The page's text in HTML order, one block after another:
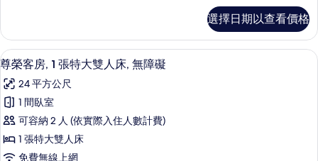
片
大
雙
人
床
的
所
有
相
客
房,
1
張
特
大
人
床
的
選擇日期以查看價格
顯
示
尊
榮
客
房,
淋浴/浴缸二合一、環保盥洗用品、吹
7
尊榮客房, 1 張特大雙人床, 無障礙
24 平方公尺
1 間臥室
可容納 2 人 (依實際入住人數計費)
1 張特大雙人床
免費無線上網